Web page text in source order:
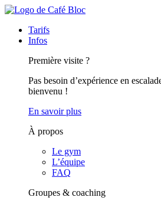
Tarifs
Infos
Première visite ?
Pas besoin d’expérience en
bienvenu !
En savoir plus
À propos
Le gym
L’équipe
FAQ
Groupes & coaching